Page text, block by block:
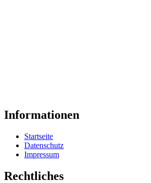
Informationen
Startseite
Datenschutz
Impressum
Rechtliches